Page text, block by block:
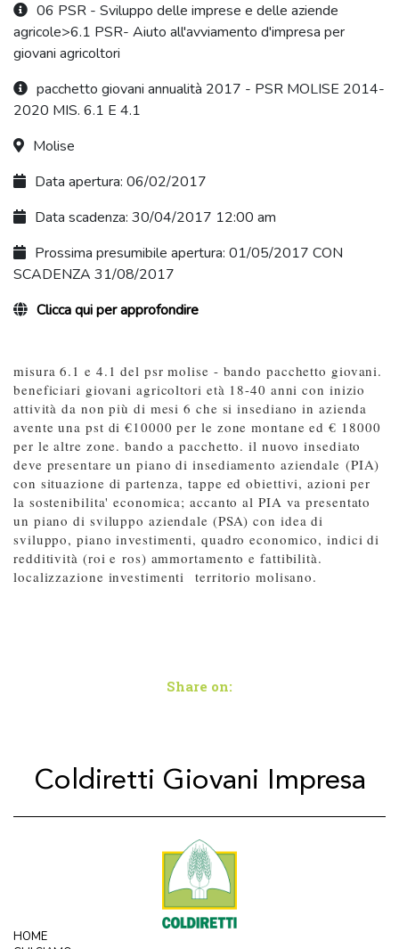
06 PSR - Sviluppo delle imprese e delle aziende
agricole>6.1 PSR- Aiuto all'avviamento d'impresa per
giovani agricoltori
pacchetto giovani annualità 2017 - PSR MOLISE 2014-
2020 MIS. 6.1 E 4.1
Molise
Data apertura: 06/02/2017
Data scadenza: 30/04/2017 12:00 am
Prossima presumibile apertura: 01/05/2017 CON
SCADENZA 31/08/2017
Clicca qui per approfondire
misura 6.1 e 4.1 del psr molise - bando pacchetto giovani.
beneficiari giovani agricoltori età 18-40 anni con inizio
attività da non più di mesi 6 che si insediano in azienda
avente una pst di €10000 per le zone montane ed € 18000
per le altre zone. bando a pacchetto. il nuovo insediato
deve presentare un piano di insediamento aziendale (PIA)
con situazione di partenza, tappe ed obiettivi, azioni per
la sostenibilita' economica; accanto al PIA va presentato
un piano di sviluppo aziendale (PSA) con idea di
sviluppo, piano investimenti, quadro economico, indici di
redditività (roi e ros) ammortamento e fattibilità.
localizzazione investimenti territorio molisano.
Share on:
Coldiretti Giovani Impresa
HOME